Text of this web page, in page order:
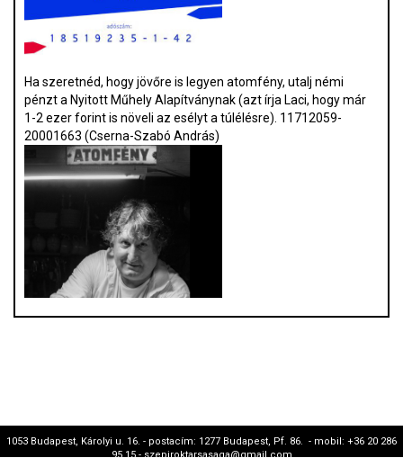
Ha szeretnéd, hogy jövőre is legyen atomfény, utalj némi
pénzt a Nyitott Műhely Alapítványnak (azt írja Laci, hogy már
1-2 ezer forint is növeli az esélyt a túlélésre). 11712059-
20001663 (Cserna-Szabó András)
1053 Budapest, Károlyi u. 16. - postacím: 1277 Budapest, Pf. 86. - mobil: +36 20 286
95 15 - szepiroktarsasaga@gmail.com